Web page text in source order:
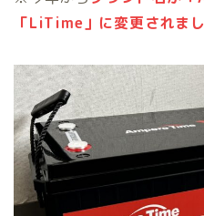
「LiTime」に変更されま